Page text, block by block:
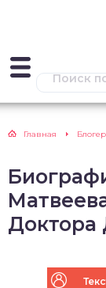
Главная
Доктора